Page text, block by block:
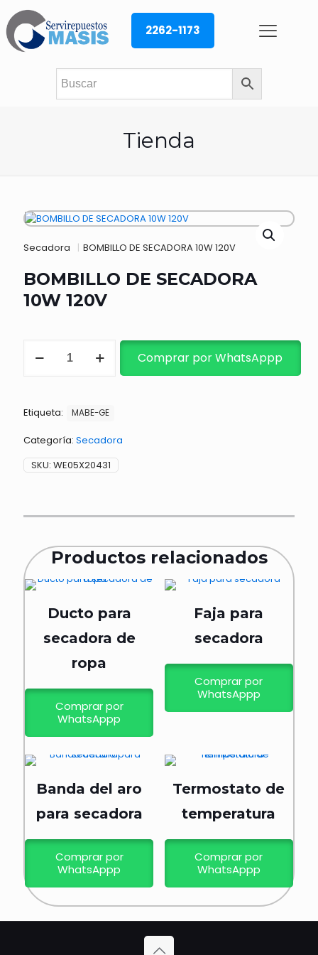
2262-1173
Tienda
Secadora BOMBILLO DE SECADORA 10W 120V
BOMBILLO DE SECADORA
10W 120V
cantidad
Comprar por WhatsAppp
Etiqueta: MABE-GE
Categoría: Secadora
SKU: WE05X20431
Productos relacionados
Ducto para
secadora de
ropa
Comprar por
WhatsAppp
Faja para
secadora
Comprar por
WhatsAppp
Banda del aro
para secadora
Comprar por
WhatsAppp
Termostato de
temperatura
Comprar por
WhatsAppp